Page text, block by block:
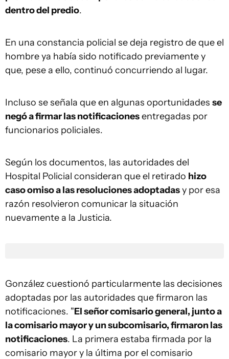
dentro del predio.
En una constancia policial se deja registro de que el
hombre ya había sido notificado previamente y
que, pese a ello, continuó concurriendo al lugar.
Incluso se señala que en algunas oportunidades se
negó a firmar las notificacionesentregadas por
funcionarios policiales.
Según los documentos, las autoridades del
Hospital Policial consideran que el retirado hizo
caso omiso a las resoluciones adoptadasy por esa
razón resolvieron comunicar la situación
nuevamente a la Justicia.
González cuestionó particularmente las decisiones
adoptadas por las autoridades que firmaron las
notificaciones. "El señor comisario general, junto a
la comisario mayor y un subcomisario, firmaron las
notificaciones. La primera estaba firmada por la
comisario mayor y la última por el comisario